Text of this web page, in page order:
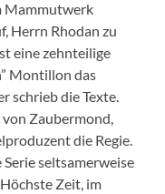
Mammutwerk
Herrn Rhodan zu
eine zehnteilige
Montillon das
schrieb die Texte.
Zaubermond,
die Regie.
seltsamerweise
Zeit, im